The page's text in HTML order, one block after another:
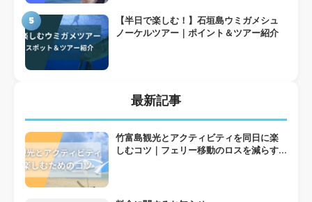
5
【半日で楽しむ！】石垣島ウミガメシュ
ノーケルツアー｜ポイント＆ツアー紹介
最新記事
竹富島観光とアクティビティを同日に楽
しむコツ｜フェリー移動のロスを減らす